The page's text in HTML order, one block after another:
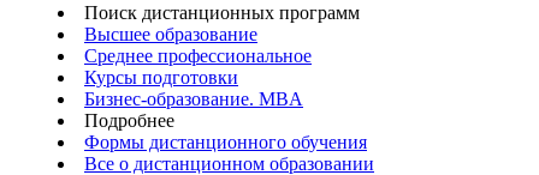
Поиск дистанционных программ
Высшее образование
Среднее профессиональное
Курсы подготовки
Бизнес-образование. MBA
Подробнее
Формы дистанционного обучения
Все о дистанционном образовании